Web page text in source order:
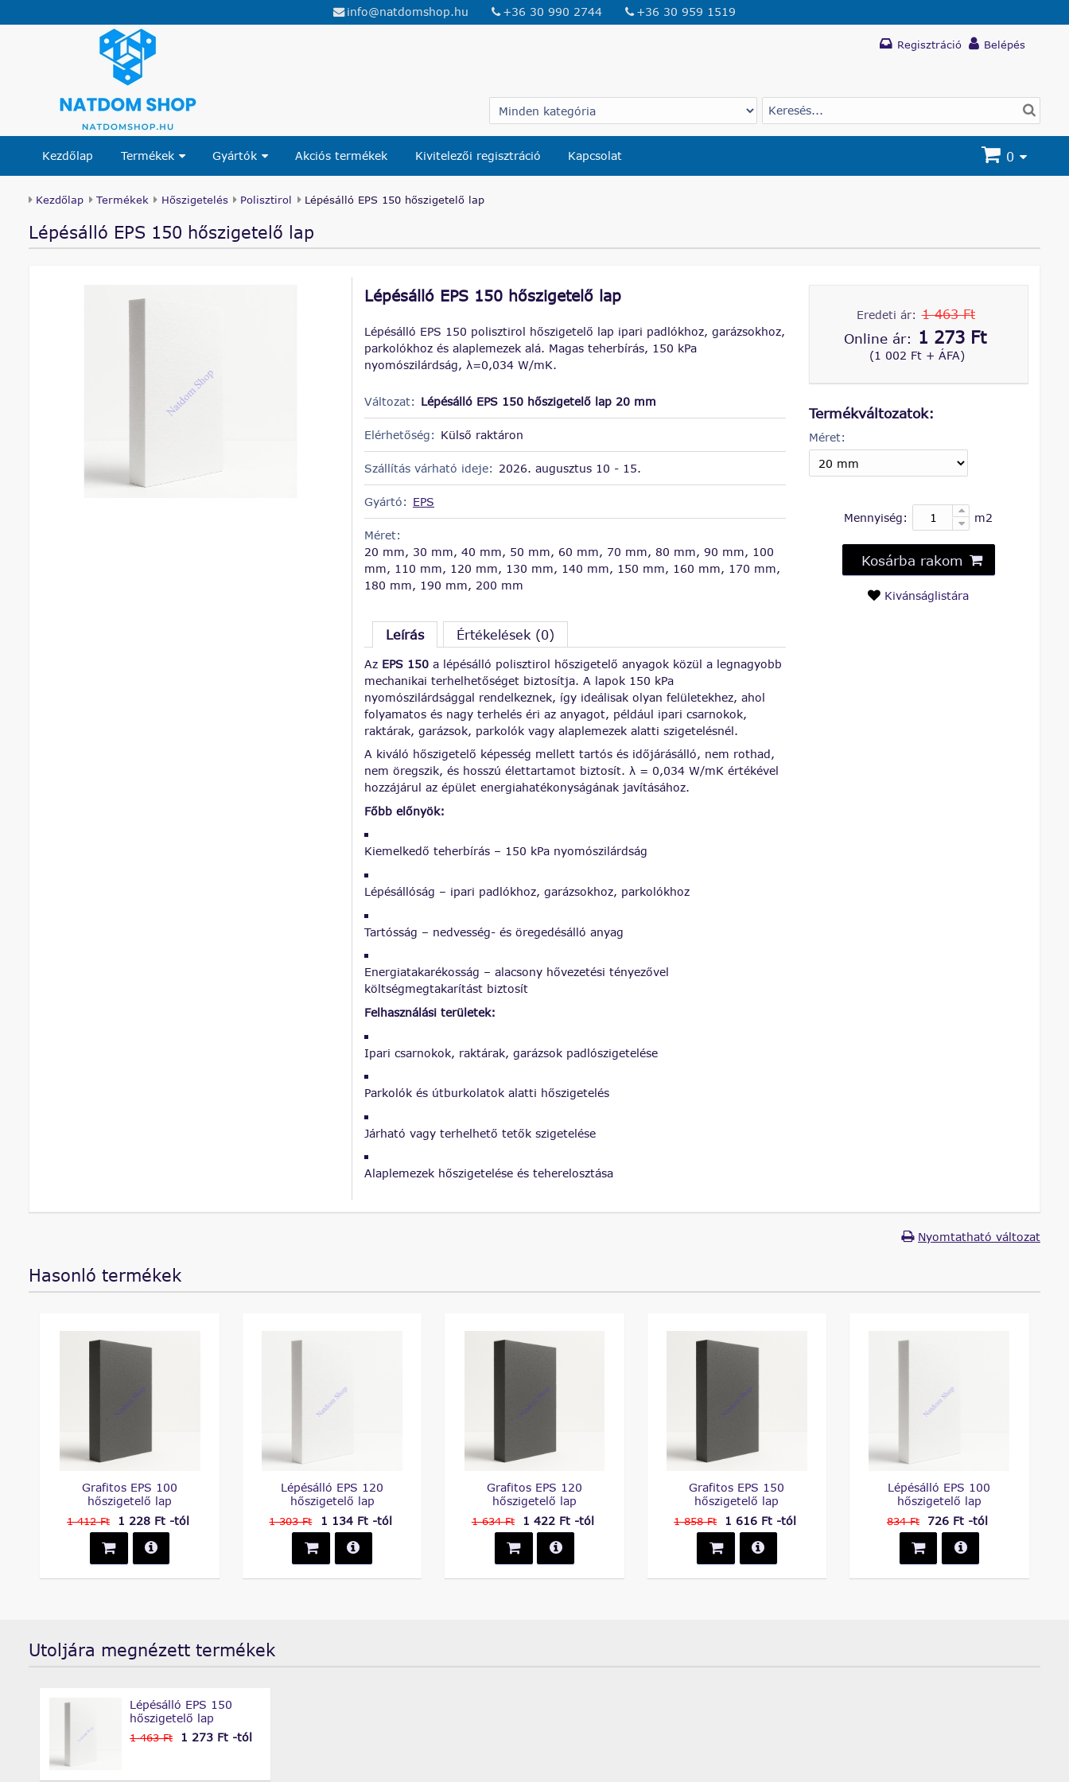
info@natdomshop.hu +36 30 990 2744 +36 30 959 1519
Regisztráció Belépés
Kezdőlap Termékek Gyártók Akciós termékek Kivitelezői regisztráció Kapcsolat 0
Kezdőlap Termékek Hőszigetelés Polisztirol Lépésálló EPS 150 hőszigetelő lap
Lépésálló EPS 150 hőszigetelő lap
Lépésálló EPS 150 hőszigetelő lap
Lépésálló EPS 150 polisztirol hőszigetelő lap ipari padlókhoz, garázsokhoz,
parkolókhoz és alaplemezek alá. Magas teherbírás, 150 kPa
nyomószilárdság, λ=0,034 W/mK.
Változat: Lépésálló EPS 150 hőszigetelő lap 20 mm
Elérhetőség: Külső raktáron
Szállítás várható ideje: 2026. augusztus 10 - 15.
Gyártó: EPS
Méret:
20 mm, 30 mm, 40 mm, 50 mm, 60 mm, 70 mm, 80 mm, 90 mm, 100
mm, 110 mm, 120 mm, 130 mm, 140 mm, 150 mm, 160 mm, 170 mm,
180 mm, 190 mm, 200 mm
Leírás Értékelések (0)
Az EPS 150a lépésálló polisztirol hőszigetelő anyagok közül a legnagyobb
mechanikai terhelhetőséget biztosítja. A lapok 150 kPa
nyomószilárdsággal rendelkeznek, így ideálisak olyan felületekhez, ahol
folyamatos és nagy terhelés éri az anyagot, például ipari csarnokok,
raktárak, garázsok, parkolók vagy alaplemezek alatti szigetelésnél.
A kiváló hőszigetelő képesség mellett tartós és időjárásálló, nem rothad,
nem öregszik, és hosszú élettartamot biztosít. λ = 0,034 W/mK értékével
hozzájárul az épület energiahatékonyságának javításához.
Főbb előnyök:
Kiemelkedő teherbírás – 150 kPa nyomószilárdság
Lépésállóság – ipari padlókhoz, garázsokhoz, parkolókhoz
Tartósság – nedvesség- és öregedésálló anyag
Energiatakarékosság – alacsony hővezetési tényezővel
költségmegtakarítást biztosít
Felhasználási területek:
Ipari csarnokok, raktárak, garázsok padlószigetelése
Parkolók és útburkolatok alatti hőszigetelés
Járható vagy terhelhető tetők szigetelése
Alaplemezek hőszigetelése és teherelosztása
Eredeti ár: 1 463 Ft
Online ár: 1 273 Ft
(1 002 Ft + ÁFA)
Termékváltozatok:
Méret:
Mennyiség: m2
Kosárba rakom
Kivánságlistára
Nyomtatható változat
Hasonló termékek
Grafitos EPS 100
hőszigetelő lap
1 412 Ft 1 228 Ft -tól
Lépésálló EPS 120
hőszigetelő lap
1 303 Ft 1 134 Ft -tól
Grafitos EPS 120
hőszigetelő lap
1 634 Ft 1 422 Ft -tól
Grafitos EPS 150
hőszigetelő lap
1 858 Ft 1 616 Ft -tól
Lépésálló EPS 100
hőszigetelő lap
834 Ft 726 Ft -tól
Utoljára megnézett termékek
Lépésálló EPS 150
hőszigetelő lap
1 463 Ft 1 273 Ft -tól